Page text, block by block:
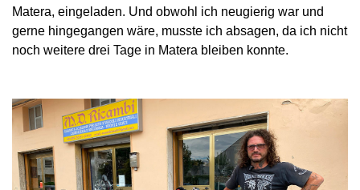
Matera, eingeladen. Und obwohl ich neugierig war und
gerne hingegangen wäre, musste ich absagen, da ich nicht
noch weitere drei Tage in Matera bleiben konnte.